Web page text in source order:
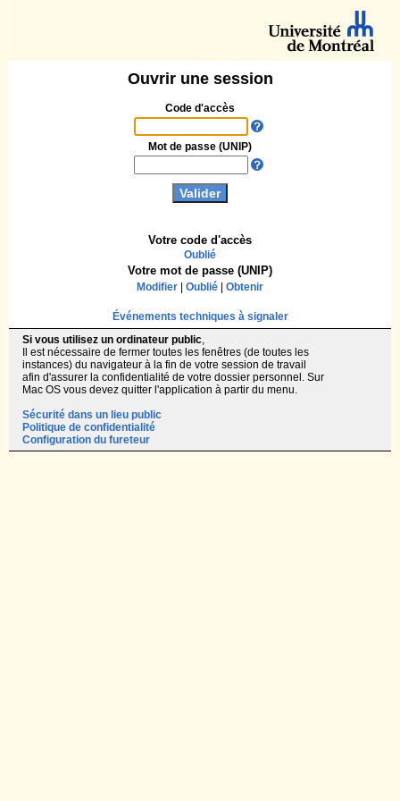
Ouvrir une session
Code d'accès
Votre code d'accès
Oublié
Mot de passe (UNIP)
Votre mot de passe (UNIP)
Modifier Oublié Obtenir
Événements techniques à signaler
Si vous utilisez un ordinateur public,
Il est nécessaire de fermer toutes les fenêtres (de toutes les
instances) du navigateur à la fin de votre session de travail
afin d'assurer la confidentialité de votre dossier personnel. Sur
Mac OS vous devez quitter l'application à partir du menu.
Sécurité dans un lieu public
Politique de confidentialité
Configuration du fureteur